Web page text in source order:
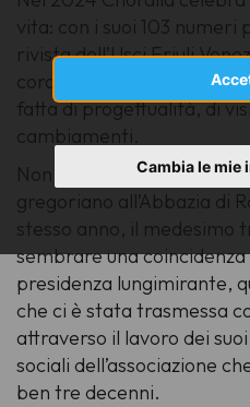
Cambia le mie
vita: con i suoi 103 numeri
rivista dell’Usci Friuli
coralità regionale e ne ha
fatta di progettualità, di
cambiamenti.
Non è un caso che anche i
gregoriano all’Abbazia di
stesso anno, il medesimo
sembrare una
presidenza lungimirante,
che ci è stata trasmessa
attraverso il lavoro dei
sociali dell’associazione
ben tre decenni.